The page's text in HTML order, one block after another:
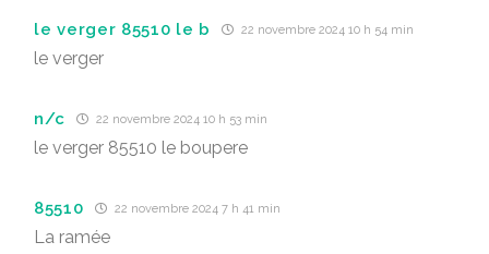
le verger 85510 le b 22 novembre 2024 10 h 54 min
le verger
n/c 22 novembre 2024 10 h 53 min
le verger 85510 le boupere
85510 22 novembre 2024 7 h 41 min
La ramée